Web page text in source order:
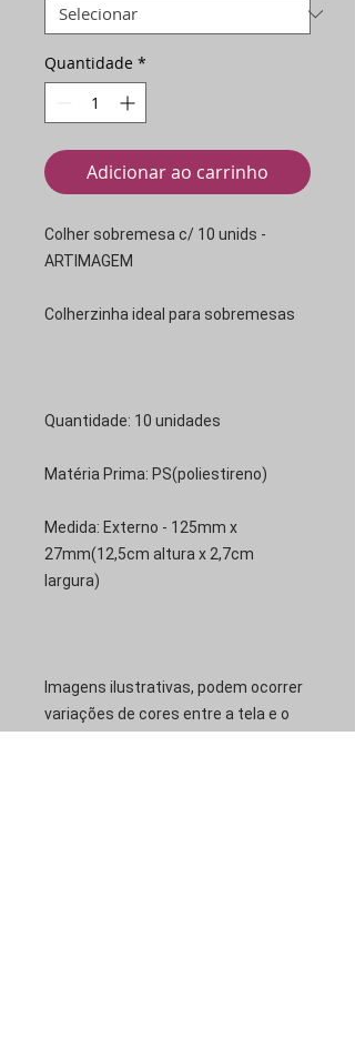
Quantidade *
Adicionar ao carrinho
Colher sobremesa c/ 10 unids -
ARTIMAGEM
Colherzinha ideal para sobremesas
Quantidade: 10 unidades
Matéria Prima: PS(poliestireno)
Medida: Externo - 125mm x
27mm(12,5cm altura x 2,7cm
largura)
Imagens ilustrativas, podem ocorrer
variações de cores entre a tela e o